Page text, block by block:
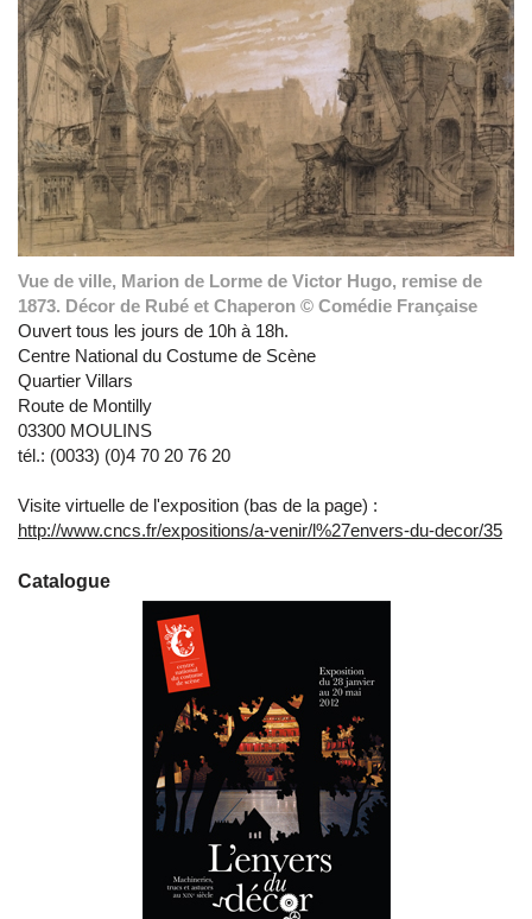
Vue de ville, Marion de Lorme de Victor Hugo, remise de
1873. Décor de Rubé et Chaperon © Comédie Française
Ouvert tous les jours de 10h à 18h.
Centre National du Costume de Scène
Quartier Villars
Route de Montilly
03300 MOULINS
tél.: (0033) (0)4 70 20 76 20
Visite virtuelle de l'exposition (bas de la page) :
http://www.cncs.fr/expositions/a-venir/l%27envers-du-decor/35
Catalogue